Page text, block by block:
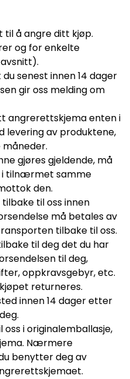
å angre ditt kjøp.
og for enkelte
senest innen 14 dager
gir oss melding om
angrerettskjema enten i
levering av produktene,
gjøres gjeldende, må
tilnærmet samme
den.
til oss innen
må betales av
tilbake til oss.
til deg det du har
til deg,
oppkravsgebyr, etc.
returneres.
innen 14 dager etter
i originalemballasje,
Nærmere
benytter deg av